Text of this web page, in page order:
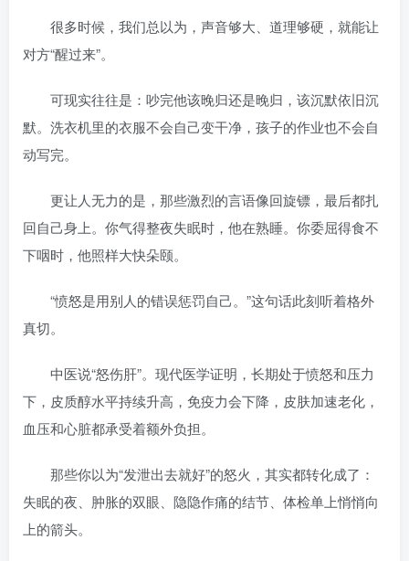
很多时候，我们总以为，声音够大、道理够硬，就能让
对方“醒过来”。
可现实往往是：吵完他该晚归还是晚归，该沉默依旧沉
默。洗衣机里的衣服不会自己变干净，孩子的作业也不会自
动写完。
更让人无力的是，那些激烈的言语像回旋镖，最后都扎
回自己身上。你气得整夜失眠时，他在熟睡。你委屈得食不
下咽时，他照样大快朵颐。
“愤怒是用别人的错误惩罚自己。”这句话此刻听着格外
真切。
中医说“怒伤肝”。现代医学证明，长期处于愤怒和压力
下，皮质醇水平持续升高，免疫力会下降，皮肤加速老化，
血压和心脏都承受着额外负担。
那些你以为“发泄出去就好”的怒火，其实都转化成了：
失眠的夜、肿胀的双眼、隐隐作痛的结节、体检单上悄悄向
上的箭头。